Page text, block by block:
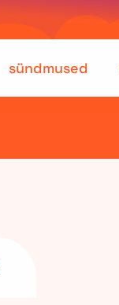
sündmused